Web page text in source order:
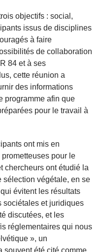
objectifs : social,
issus de disciplines
à faire
de collaboration
84 et à ses
cette réunion a
des informations
programme afin que
pour le travail à
ont mis en
pour le
chercheurs ont étudié la
végétale, en se
évitent les résultats
sociétales et juridiques
discutées, et les
réglementaires qui nous
», un
souvent été cité comme